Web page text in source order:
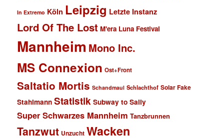
In Extremo Köln Leipzig Letzte Instanz
Lord Of The Lost M'era Luna Festival
Mannheim Mono Inc.
MS Connexion Ost+Front
Saltatio Mortis Schandmaul Schlachthof Solar Fake
Stahlmann Statistik Subway to Sally
Super Schwarzes Mannheim Tanzbrunnen
Tanzwut Unzucht Wacken